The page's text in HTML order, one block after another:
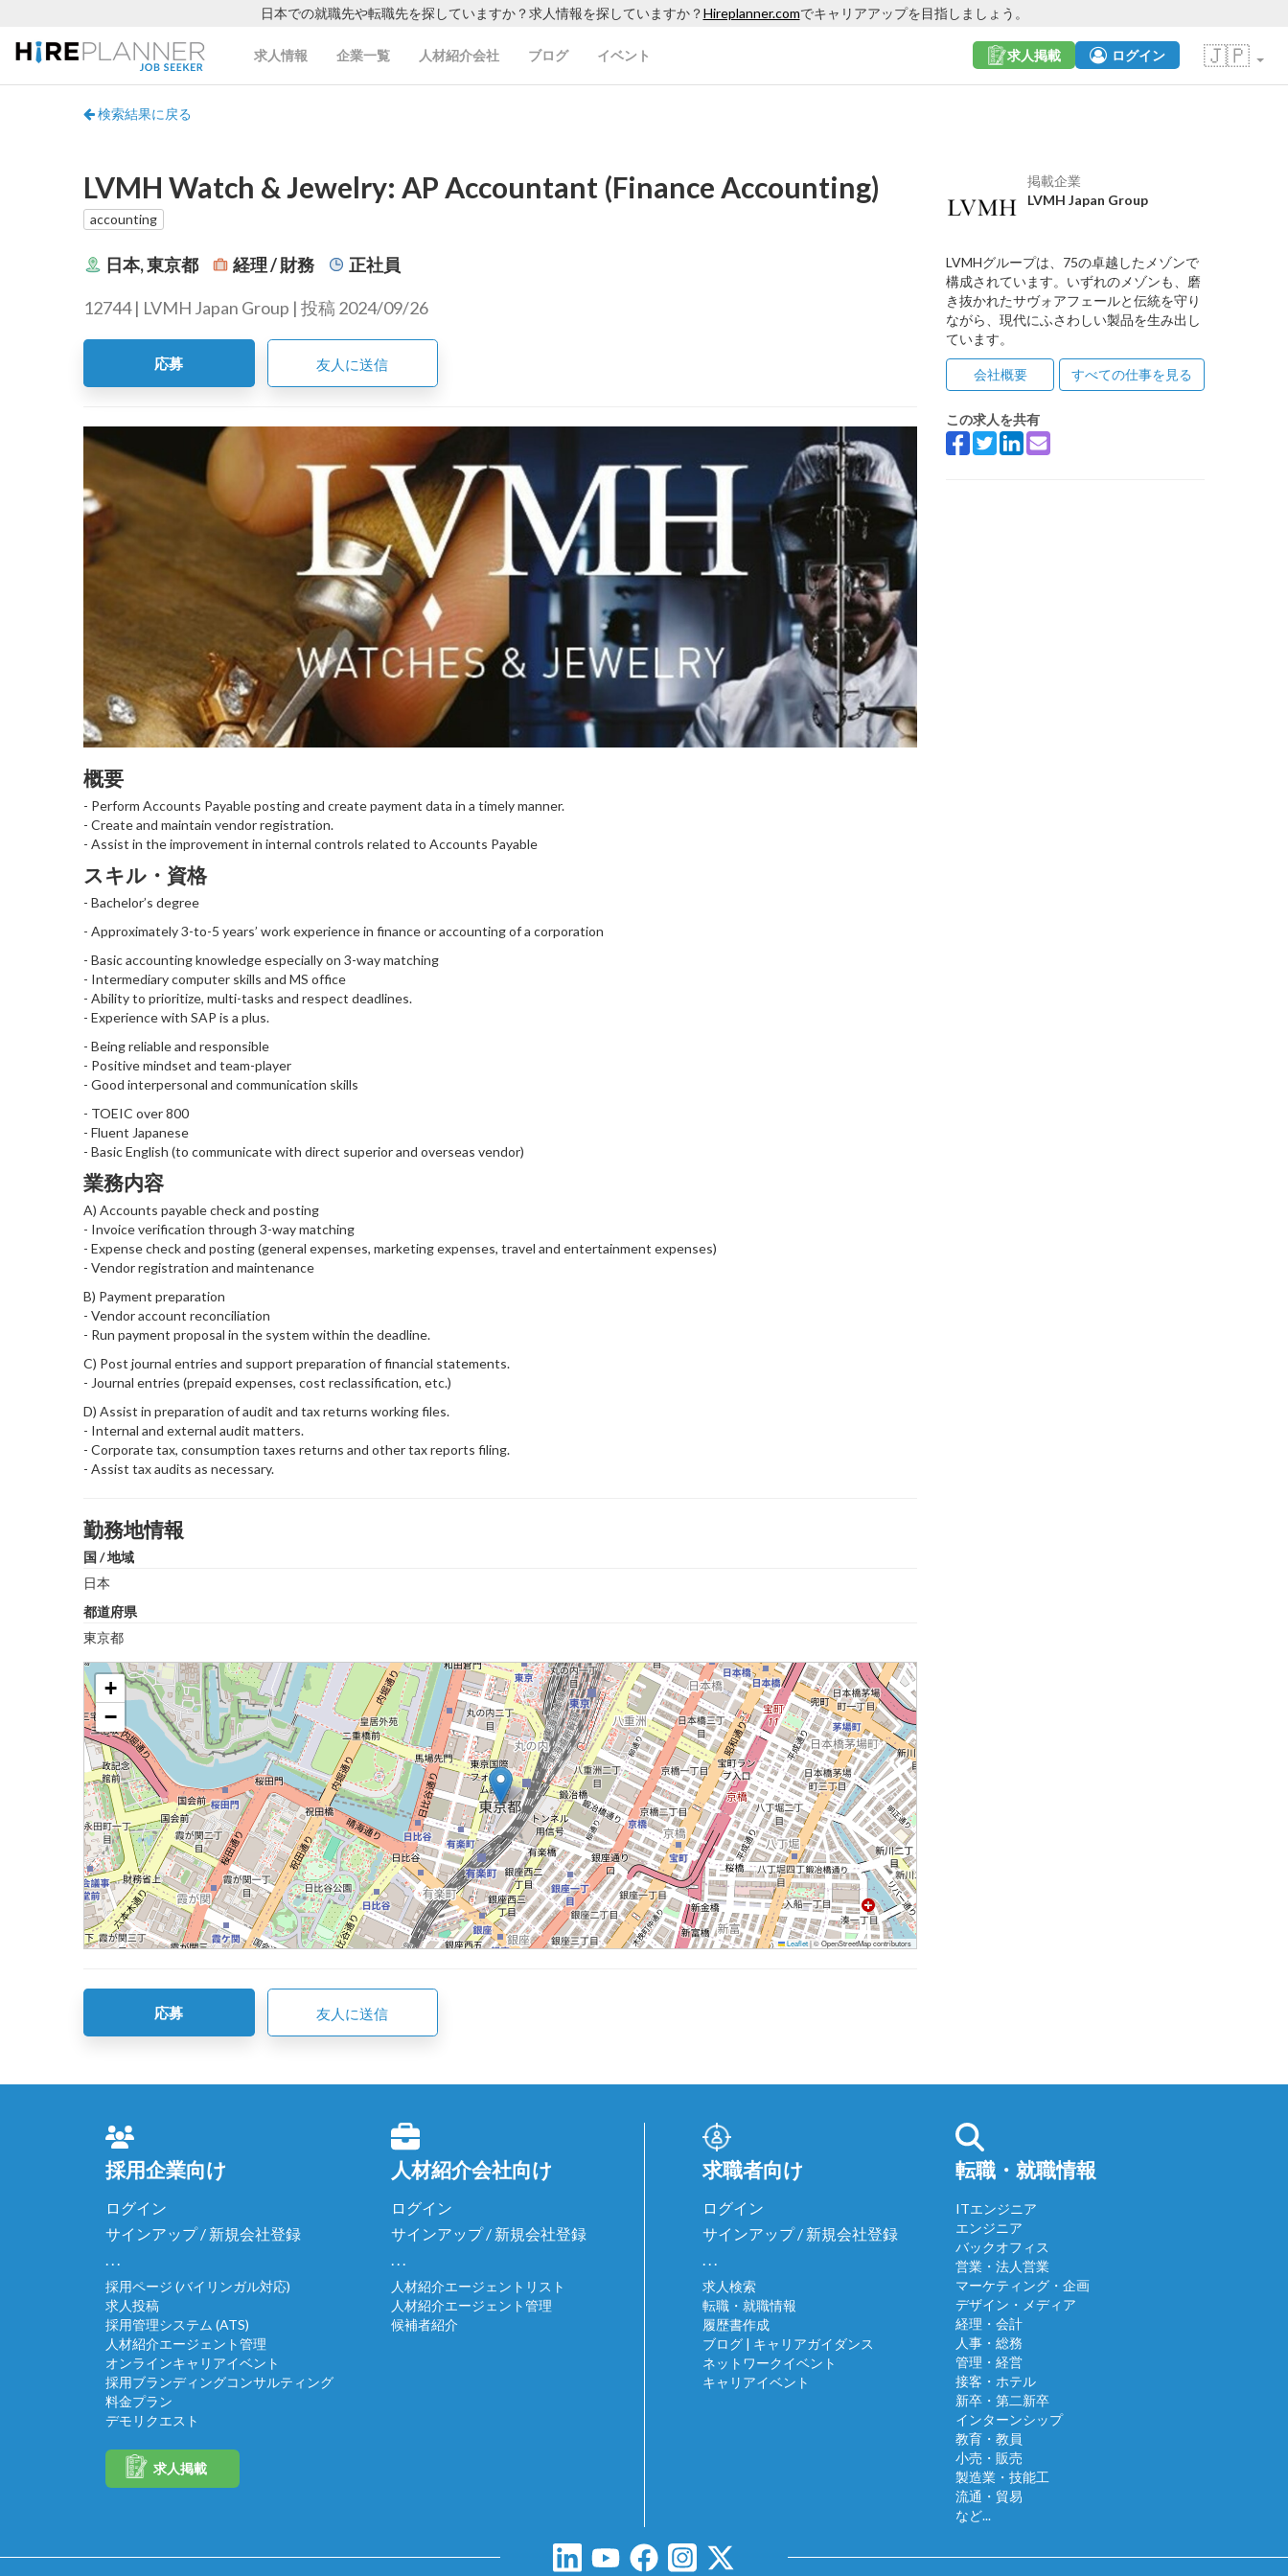
日本での就職先や転職先を探していますか？求人情報を探していますか？Hireplanner.comでキャリアアップを目指しましょう。
求人情報 企業一覧 人材紹介会社 ブログ イベント 🇯🇵
求人掲載 ログイン
検索結果に戻る
LVMH Watch & Jewelry: AP Accountant (Finance Accounting)
accounting
日本, 東京都 経理 / 財務 正社員
12744 | LVMH Japan Group | 投稿 2024/09/26
応募 友人に送信
概要
- Perform Accounts Payable posting and create payment data in a timely manner.
- Create and maintain vendor registration.
- Assist in the improvement in internal controls related to Accounts Payable
スキル・資格
- Bachelor’s degree
- Approximately 3-to-5 years’ work experience in finance or accounting of a corporation
- Basic accounting knowledge especially on 3-way matching
- Intermediary computer skills and MS office
- Ability to prioritize, multi-tasks and respect deadlines.
- Experience with SAP is a plus.
- Being reliable and responsible
- Positive mindset and team-player
- Good interpersonal and communication skills
- TOEIC over 800
- Fluent Japanese
- Basic English (to communicate with direct superior and overseas vendor)
業務内容
A) Accounts payable check and posting
- Invoice verification through 3-way matching
- Expense check and posting (general expenses, marketing expenses, travel and entertainment expenses)
- Vendor registration and maintenance
B) Payment preparation
- Vendor account reconciliation
- Run payment proposal in the system within the deadline.
C) Post journal entries and support preparation of financial statements.
- Journal entries (prepaid expenses, cost reclassification, etc.)
D) Assist in preparation of audit and tax returns working files.
- Internal and external audit matters.
- Corporate tax, consumption taxes returns and other tax reports filing.
- Assist tax audits as necessary.
勤務地情報
国 / 地域
日本
都道府県
東京都
+
−
Leaflet|© OpenStreetMap contributors
応募 友人に送信
掲載企業
LVMH Japan Group
LVMHグループは、75の卓越したメゾンで
構成されています。いずれのメゾンも、磨
き抜かれたサヴォアフェールと伝統を守り
ながら、現代にふさわしい製品を生み出し
ています。
会社概要 すべての仕事を見る
この求人を共有
採用企業向け
ログイン
サインアップ / 新規会社登録
. . .
採用ページ (バイリンガル対応)
求人投稿
採用管理システム (ATS)
人材紹介エージェント管理
オンラインキャリアイベント
採用ブランディングコンサルティング
料金プラン
デモリクエスト
求人掲載
人材紹介会社向け
ログイン
サインアップ / 新規会社登録
. . .
人材紹介エージェントリスト
人材紹介エージェント管理
候補者紹介
求職者向け
ログイン
サインアップ / 新規会社登録
. . .
求人検索
転職・就職情報
履歴書作成
ブログ | キャリアガイダンス
ネットワークイベント
キャリアイベント
転職・就職情報
ITエンジニア
エンジニア
バックオフィス
営業・法人営業
マーケティング・企画
デザイン・メディア
経理・会計
人事・総務
管理・経営
接客・ホテル
新卒・第二新卒
インターンシップ
教育・教員
小売・販売
製造業・技能工
流通・貿易
など...